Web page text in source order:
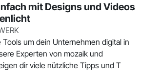
mit Designs und Videos
um dein Unternehmen digital in
Experten von mozaik und
dir viele nützliche Tipps und T